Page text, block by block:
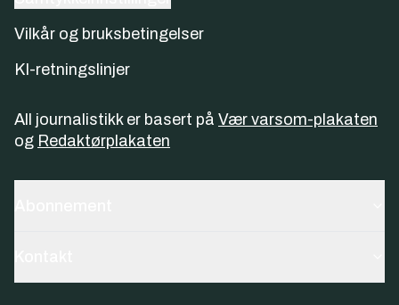
Vilkår og bruksbetingelser
KI-retningslinjer
All journalistikk er basert på Vær varsom-plakaten
og Redaktørplakaten